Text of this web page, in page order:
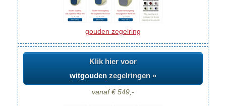
gouden zegelring
Klik hier voor
witgouden zegelringen »
vanaf € 549,-